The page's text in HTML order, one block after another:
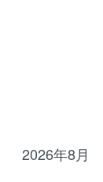
2026年8月